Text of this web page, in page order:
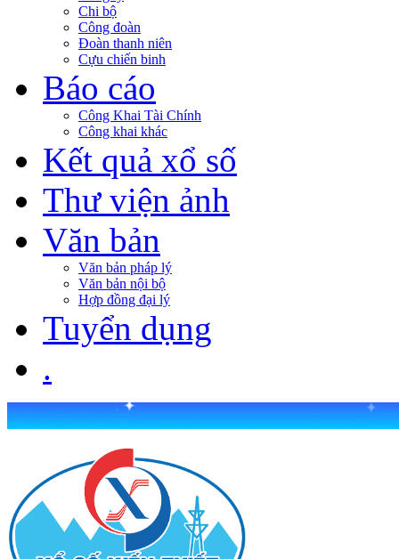
Chi bộ
Công đoàn
Đoàn thanh niên
Cựu chiến binh
Báo cáo
Công Khai Tài Chính
Công khai khác
Kết quả xổ số
Thư viện ảnh
Văn bản
Văn bản pháp lý
Văn bản nội bộ
Hợp đồng đại lý
Tuyển dụng
.